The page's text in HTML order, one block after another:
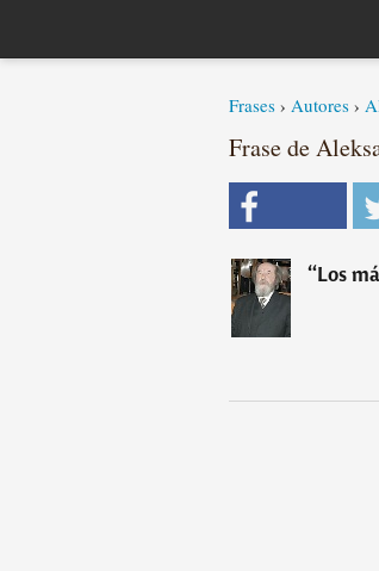
Frases › Autores ›
Frase de
“Los